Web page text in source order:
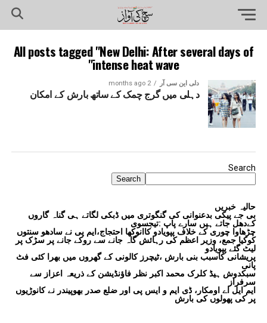
All posts tagged "New Delhi: After several days of
intense heat wave"
دلی این سی آر 2 months ago
دہلی میں گرج چمک کے ساتھ بارش کے امکان
Search
Search
حالیہ خبریں
بی جے پیکی بدعنوانی کی گنگوتری میں ڈبکی لگاتے ہی گناہ گاروں
کےدھل جاتے ہیں سارے پاپ :تیجسوی
چڑھاوا چوری کے خلاف پپویادو کاانوکھا احتجاج،ایم پی نے سادھو سنتوں
کوکیا جمع، وزیر اعظم کی رہائش گاہ جانے سے روکے جانے پر سڑک پر
لیٹ گئے پپویادو
پریشانی کاسبب بنی بارش ،ٹیچرز کالونی کے گھروں میں بھرا کئی فٹ
پانی
سبکدوش ہیڈ کلرک محمد اکبر نظر فاؤنڈیشن کے ذریعہ اعزاز سے
سرفراز
ایم ایل اے اومکار، ڈی ایم و ایس پی اور ضلع صدر بھوپیندر نے کانوڑیوں
پر کی پھولوں کی بارش